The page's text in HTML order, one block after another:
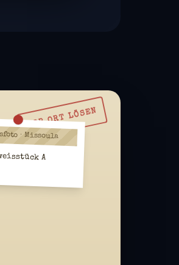
VOR ORT LÖSEN
· Missoula
A